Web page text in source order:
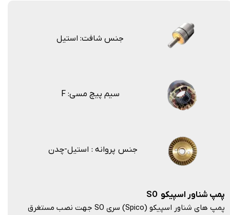
پمپ شناور اسپیکو
پمپ های شناور اسپیکو (Spico) سری SO جهت نصب مستغرق
جنس پروانه : استیل-چدن
جنس شافت: استیل
F :سیم پیچ مسی